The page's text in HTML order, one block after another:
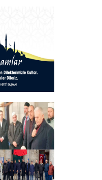
Programı